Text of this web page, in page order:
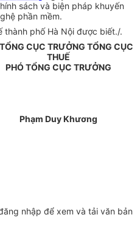
sách và biện pháp khuyến
phần mềm.
thành phố Hà Nội được biết./.
CỤC TRƯỞNG TỔNG CỤC
THUẾ
PHÓ TỔNG CỤC TRƯỞNG
Phạm Duy Khương
nhập để xem và tải văn bản